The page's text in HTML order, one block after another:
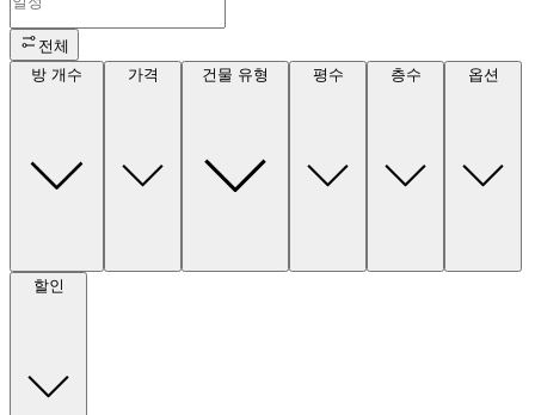
전체
방 개수
가격 건물 유형 평수 층수 옵션
할인